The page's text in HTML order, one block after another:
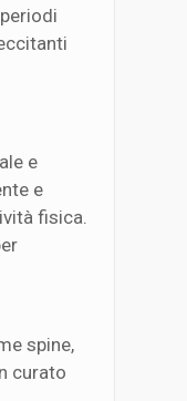
e
e
fisica.
spine,
curato